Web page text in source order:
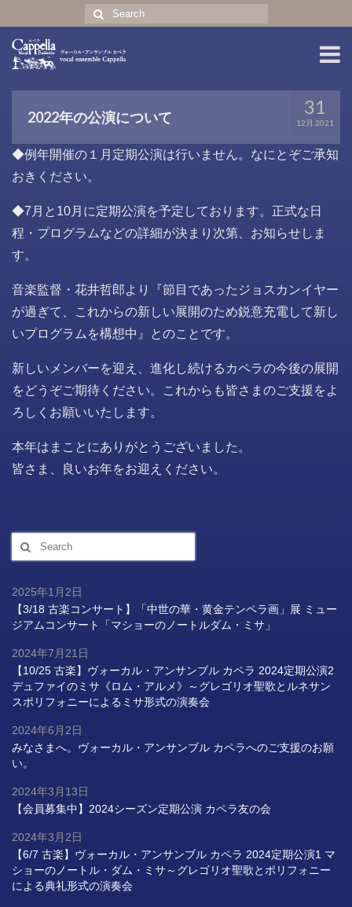
Search
for:
english profile
31
12月 2021
2022年の公演について
◆例年開催の１月定期公演は行いません。なにとぞご承知
おきください。
◆7月と10月に定期公演を予定しております。正式な日
程・プログラムなどの詳細が決まり次第、お知らせしま
す。
音楽監督・花井哲郎より『節目であったジョスカンイヤー
が過ぎて、これからの新しい展開のため鋭意充電して新し
いプログラムを構想中』とのことです。
新しいメンバーを迎え、進化し続けるカペラの今後の展開
をどうぞご期待ください。これからも皆さまのご支援をよ
ろしくお願いいたします。
本年はまことにありがとうございました。
皆さま、良いお年をお迎えください。
Search
for:
【3/18 古楽コンサート】「中世の華・黄金テンペラ画」展 ミュー
ジアムコンサート「マショーのノートルダム・ミサ」
2025年1月2日
【10/25 古楽】ヴォーカル・アンサンブル カペラ 2024定期公演2
デュファイのミサ《ロム・アルメ》～グレゴリオ聖歌とルネサン
スポリフォニーによるミサ形式の演奏会
2024年7月21日
みなさまへ。ヴォーカル・アンサンブル カペラへのご支援のお願
い。
2024年6月2日
【会員募集中】2024シーズン定期公演 カペラ友の会
2024年3月13日
【6/7 古楽】ヴォーカル・アンサンブル カペラ 2024定期公演1 マ
ショーのノートル・ダム・ミサ～グレゴリオ聖歌とポリフォニー
による典礼形式の演奏会
2024年3月2日